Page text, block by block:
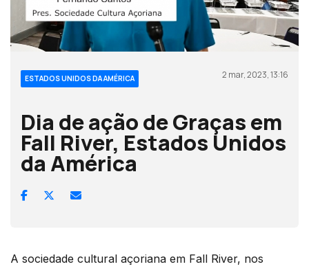
ESTADOS UNIDOS DA AMÉRICA 2 mar, 2023, 13:16
Dia de ação de Graças em
Fall River, Estados Unidos
da América
A sociedade cultural açoriana em Fall River, nos